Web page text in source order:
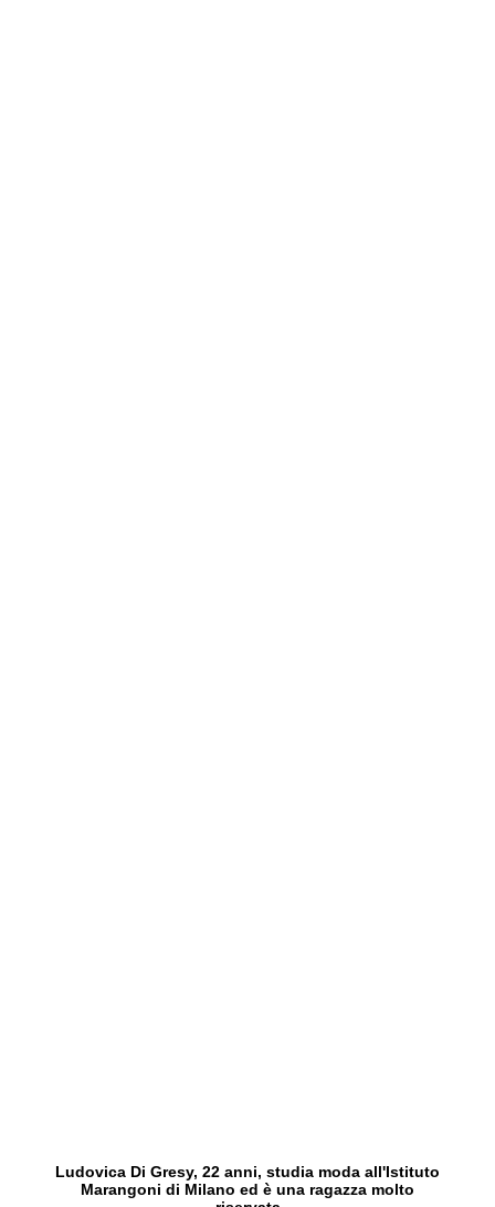
Ludovica Di Gresy, 22 anni, studia moda all'Istituto
Marangoni di Milano ed è una ragazza molto